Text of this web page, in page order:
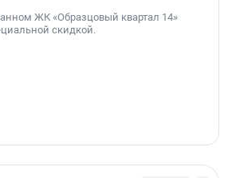
ЖК «Образцовый квартал 14»
скидкой.